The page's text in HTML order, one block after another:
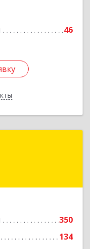
46
350
134
275А, 5 этаж